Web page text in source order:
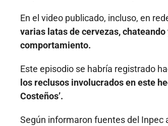
En el video publicado, incluso, en
varias latas de cervezas,
comportamiento.
Este episodio se habría registrado
los reclusos involucrados en este
Costeños’.
Según informaron fuentes del Inpec